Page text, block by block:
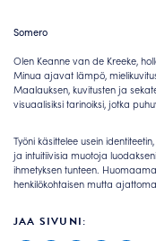
Somero
Olen Keanne van de Kreeke,
Minua ajavat lämpö,
Maalauksen, kuvitusten ja
visuaalisiksi tarinoiksi, jotka
Työni käsittelee usein
ja intuitiivisia muotoja
ihmetyksen tunteen.
henkilökohtaisen mutta
JAA SIVUNI: